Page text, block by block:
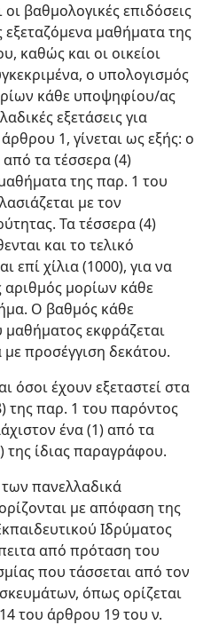
βαθμολογικές επιδόσεις
μαθήματα της
καθώς και οι οικείοι
ο υπολογισμός
κάθε υποψηφίου/ας
εξετάσεις για
1, γίνεται ως εξής: ο
τα τέσσερα (4)
της παρ. 1 του
με τον
Τα τέσσερα (4)
και το τελικό
επί χίλια (1000), για να
αριθμός μορίων κάθε
Ο βαθμός κάθε
μαθήματος εκφράζεται
προσέγγιση δεκάτου.
όσοι έχουν εξεταστεί στα
της παρ. 1 του παρόντος
ένα (1) από τα
της ίδιας παραγράφου.
πανελλαδικά
με απόφαση της
Ιδρύματος
από πρόταση του
που τάσσεται από τον
όπως ορίζεται
του άρθρου 19 του ν.